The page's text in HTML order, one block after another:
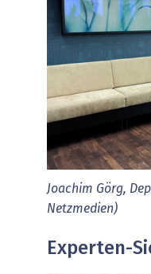
Joachim Görg,
Netzmedien)
Experten-